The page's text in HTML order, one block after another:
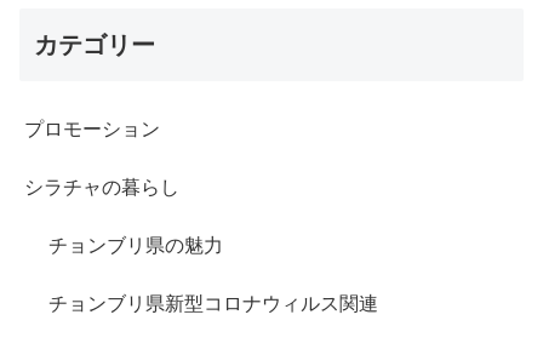
カテゴリー
プロモーション
シラチャの暮らし
チョンブリ県の魅力
チョンブリ県新型コロナウィルス関連